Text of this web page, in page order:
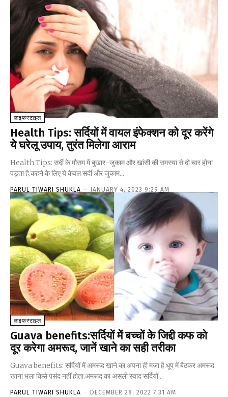
लाइफस्टाइल
Health Tips: सर्दियों में वायल इंफेक्शन को दूर करेंगे
ये घरेलू उपाय, तुरंत मिलेगा आराम
Health Tips: सर्दी के मौसम में बुखार-जुकाम और खांसी की समस्या से दो चार होना
पड़ता है.कहने के लिए ये केवल सर्दी और जुकाम...
PARUL TIWARI SHUKLA - JANUARY 4, 2023 9:29 AM
लाइफस्टाइल
Guava benefits:सर्दियों में बच्चों के जिद्दी कफ को
दूर करेगा अमरूद, जानें खाने का सही तरीका
Guava benefits: सर्दियों में अमरूद खाने का अपना ही मजा है.धूप में बैठकर अमरूद
खाना भला किसे पसंद नहीं होता.अमरूद का असली स्वाद सर्दियों...
PARUL TIWARI SHUKLA - DECEMBER 28, 2022 7:31 AM